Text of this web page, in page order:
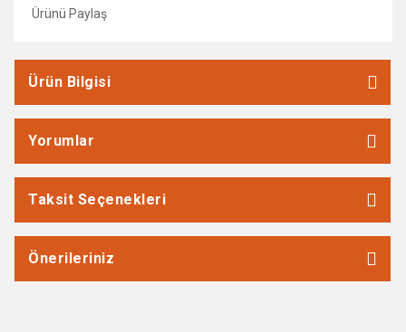
Ürünü Paylaş
Ürün Bilgisi
Yorumlar
Taksit Seçenekleri
Önerileriniz